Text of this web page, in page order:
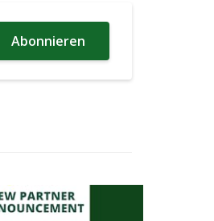
Abonnieren